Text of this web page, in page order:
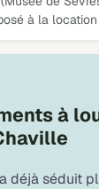
à la
à
déjà séduit